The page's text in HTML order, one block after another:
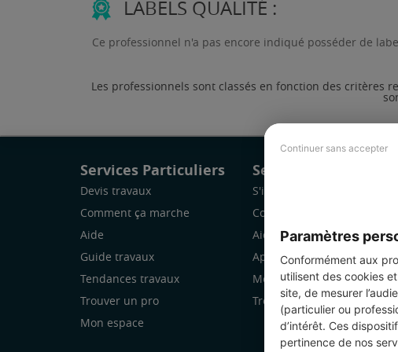
Continuer sans accepter
Paramètres
Conformément aux
utilisent des cookies
site, de mesurer
(particulier ou
d’intérêt. Ces
pertinence de nos
LABELS QUALITÉ :
Ce professionnel n'a pas encore indiqué posséder de
Les professionnels sont classés en fonction des critères
Services Particuliers
Devis travaux
Comment ça marche
Aide
Guide travaux
Tendances travaux
Trouver un pro
Mon espace
Services Pro
S'inscrire
Comment ça marche
Aide
Application Mobile
Mon espace
Trouver des chantiers